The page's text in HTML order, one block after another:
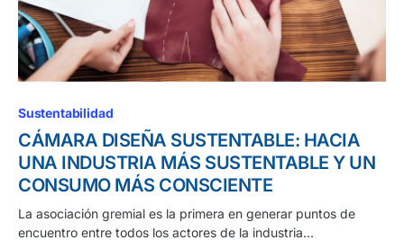
Sustentabilidad
CÁMARA DISEÑA SUSTENTABLE: HACIA
UNA INDUSTRIA MÁS SUSTENTABLE Y UN
CONSUMO MÁS CONSCIENTE
La asociación gremial es la primera en generar puntos de
encuentro entre todos los actores de la industria…